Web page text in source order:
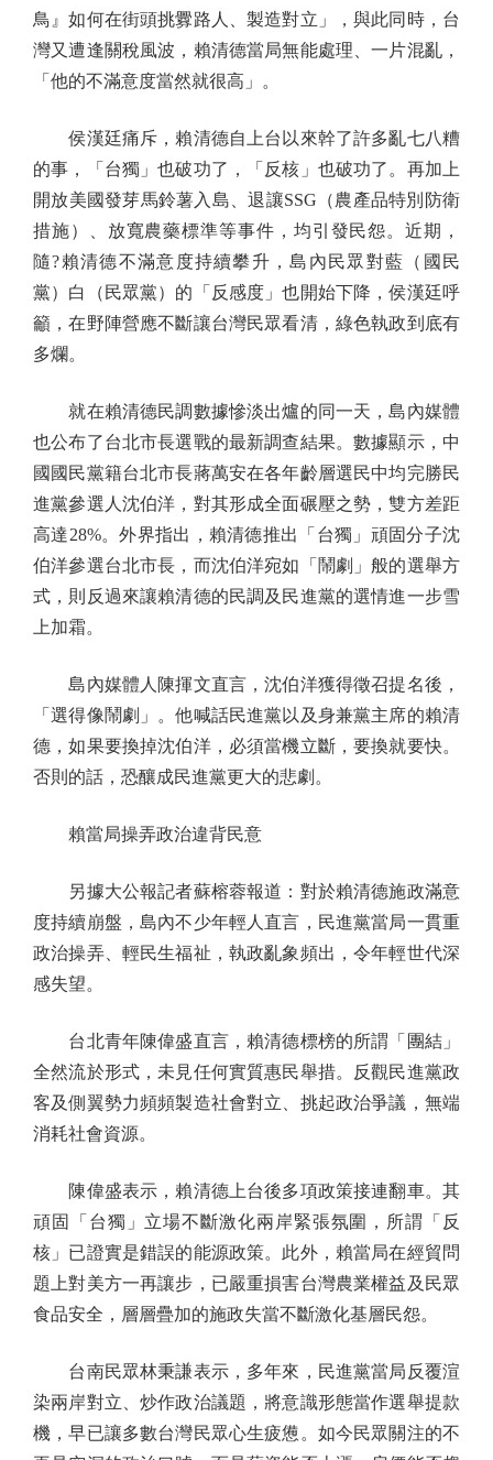
鳥』如何在街頭挑釁路人、製造對立」，與此同時，台
灣又遭逢關稅風波，賴清德當局無能處理、一片混亂，
「他的不滿意度當然就很高」。
侯漢廷痛斥，賴清德自上台以來幹了許多亂七八糟
的事，「台獨」也破功了，「反核」也破功了。再加上
開放美國發芽馬鈴薯入島、退讓SSG（農產品特別防衛
措施）、放寬農藥標準等事件，均引發民怨。近期，
隨?賴清德不滿意度持續攀升，島內民眾對藍（國民
黨）白（民眾黨）的「反感度」也開始下降，侯漢廷呼
籲，在野陣營應不斷讓台灣民眾看清，綠色執政到底有
多爛。
就在賴清德民調數據慘淡出爐的同一天，島內媒體
也公布了台北市長選戰的最新調查結果。數據顯示，中
國國民黨籍台北市長蔣萬安在各年齡層選民中均完勝民
進黨參選人沈伯洋，對其形成全面碾壓之勢，雙方差距
高達28%。外界指出，賴清德推出「台獨」頑固分子沈
伯洋參選台北市長，而沈伯洋宛如「鬧劇」般的選舉方
式，則反過來讓賴清德的民調及民進黨的選情進一步雪
上加霜。
島內媒體人陳揮文直言，沈伯洋獲得徵召提名後，
「選得像鬧劇」。他喊話民進黨以及身兼黨主席的賴清
德，如果要換掉沈伯洋，必須當機立斷，要換就要快。
否則的話，恐釀成民進黨更大的悲劇。
賴當局操弄政治違背民意
另據大公報記者蘇榕蓉報道：對於賴清德施政滿意
度持續崩盤，島內不少年輕人直言，民進黨當局一貫重
政治操弄、輕民生福祉，執政亂象頻出，令年輕世代深
感失望。
台北青年陳偉盛直言，賴清德標榜的所謂「團結」
全然流於形式，未見任何實質惠民舉措。反觀民進黨政
客及側翼勢力頻頻製造社會對立、挑起政治爭議，無端
消耗社會資源。
陳偉盛表示，賴清德上台後多項政策接連翻車。其
頑固「台獨」立場不斷激化兩岸緊張氛圍，所謂「反
核」已證實是錯誤的能源政策。此外，賴當局在經貿問
題上對美方一再讓步，已嚴重損害台灣農業權益及民眾
食品安全，層層疊加的施政失當不斷激化基層民怨。
台南民眾林秉謙表示，多年來，民進黨當局反覆渲
染兩岸對立、炒作政治議題，將意識形態當作選舉提款
機，早已讓多數台灣民眾心生疲憊。如今民眾關注的不